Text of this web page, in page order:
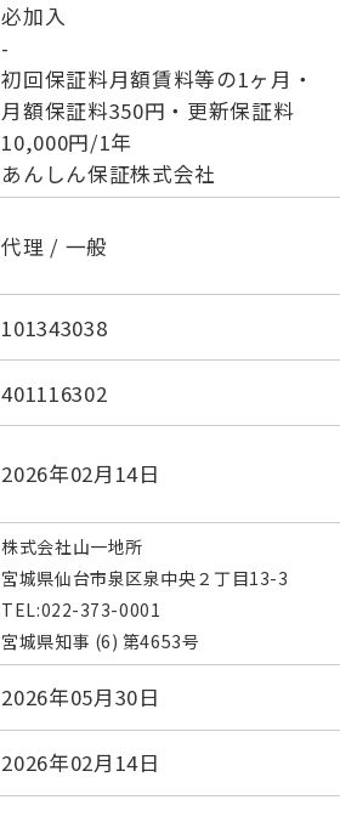
必加入
-
初回保証料月額賃料等の1ヶ月・
月額保証料350円・更新保証料
10,000円/1年
あんしん保証株式会社
代理 / 一般
101343038
401116302
2026年02月14日
株式会社山一地所
宮城県仙台市泉区泉中央２丁目13-3
TEL:022-373-0001
宮城県知事 (6) 第4653号
2026年05月30日
2026年02月14日